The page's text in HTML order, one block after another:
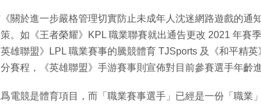
關於進一步嚴格管理切實防止未成年人沈迷網路遊戲的通
。如《王者榮耀》KPL 職業聯賽就出通告更改 2021 年賽
雄聯盟》LPL 職業賽事的騰競體育 TJSports 及《和平精
賽程，《英雄聯盟》手游賽事則宣佈對目前參賽選手年齡
電競是體育項目，而「職業賽事選手」已經是一份「職業